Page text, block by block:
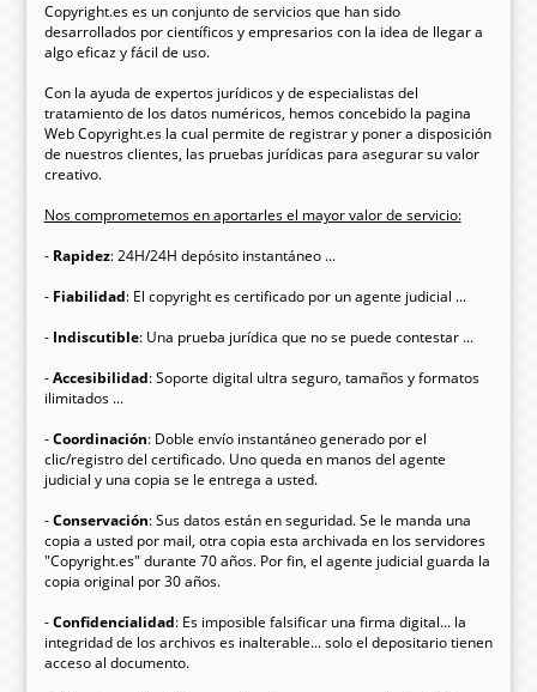
Copyright.es es un conjunto de servicios que han sido
desarrollados por científicos y empresarios con la idea de llegar a
algo eficaz y fácil de uso.
Con la ayuda de expertos jurídicos y de especialistas del
tratamiento de los datos numéricos, hemos concebido la pagina
Web Copyright.es la cual permite de registrar y poner a disposición
de nuestros clientes, las pruebas jurídicas para asegurar su valor
creativo.
Nos comprometemos en aportarles el mayor valor de servicio:
- Rapidez: 24H/24H depósito instantáneo ...
- Fiabilidad: El copyright es certificado por un agente judicial ...
- Indiscutible: Una prueba jurídica que no se puede contestar ...
-Accesibilidad: Soporte digital ultra seguro, tamaños y formatos
ilimitados ...
-Coordinación: Doble envío instantáneo generado por el
clic/registro del certificado. Uno queda en manos del agente
judicial y una copia se le entrega a usted.
-Conservación: Sus datos están en seguridad. Se le manda una
copia a usted por mail, otra copia esta archivada en los servidores
"Copyright.es" durante 70 años. Por fin, el agente judicial guarda la
copia original por 30 años.
-Confidencialidad: Es imposible falsificar una firma digital... la
integridad de los archivos es inalterable... solo el depositario tienen
acceso al documento.